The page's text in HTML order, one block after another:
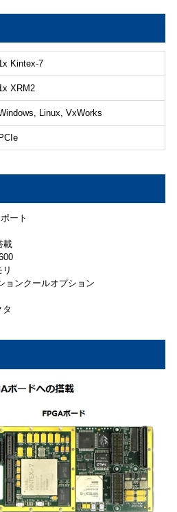
Kintex-7
XRM2
Linux, VxWorks
PCIe
ート
載
ョンクールオプション